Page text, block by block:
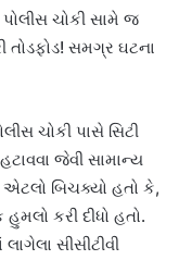
ચોકી સામે જ
તોડફોડ! સમગ્ર ઘટના
ચોકી પાસે સિટી
જેવી સામાન્ય
બિચક્યો હતો કે,
કરી દીધો હતો.
સીસીટીવી